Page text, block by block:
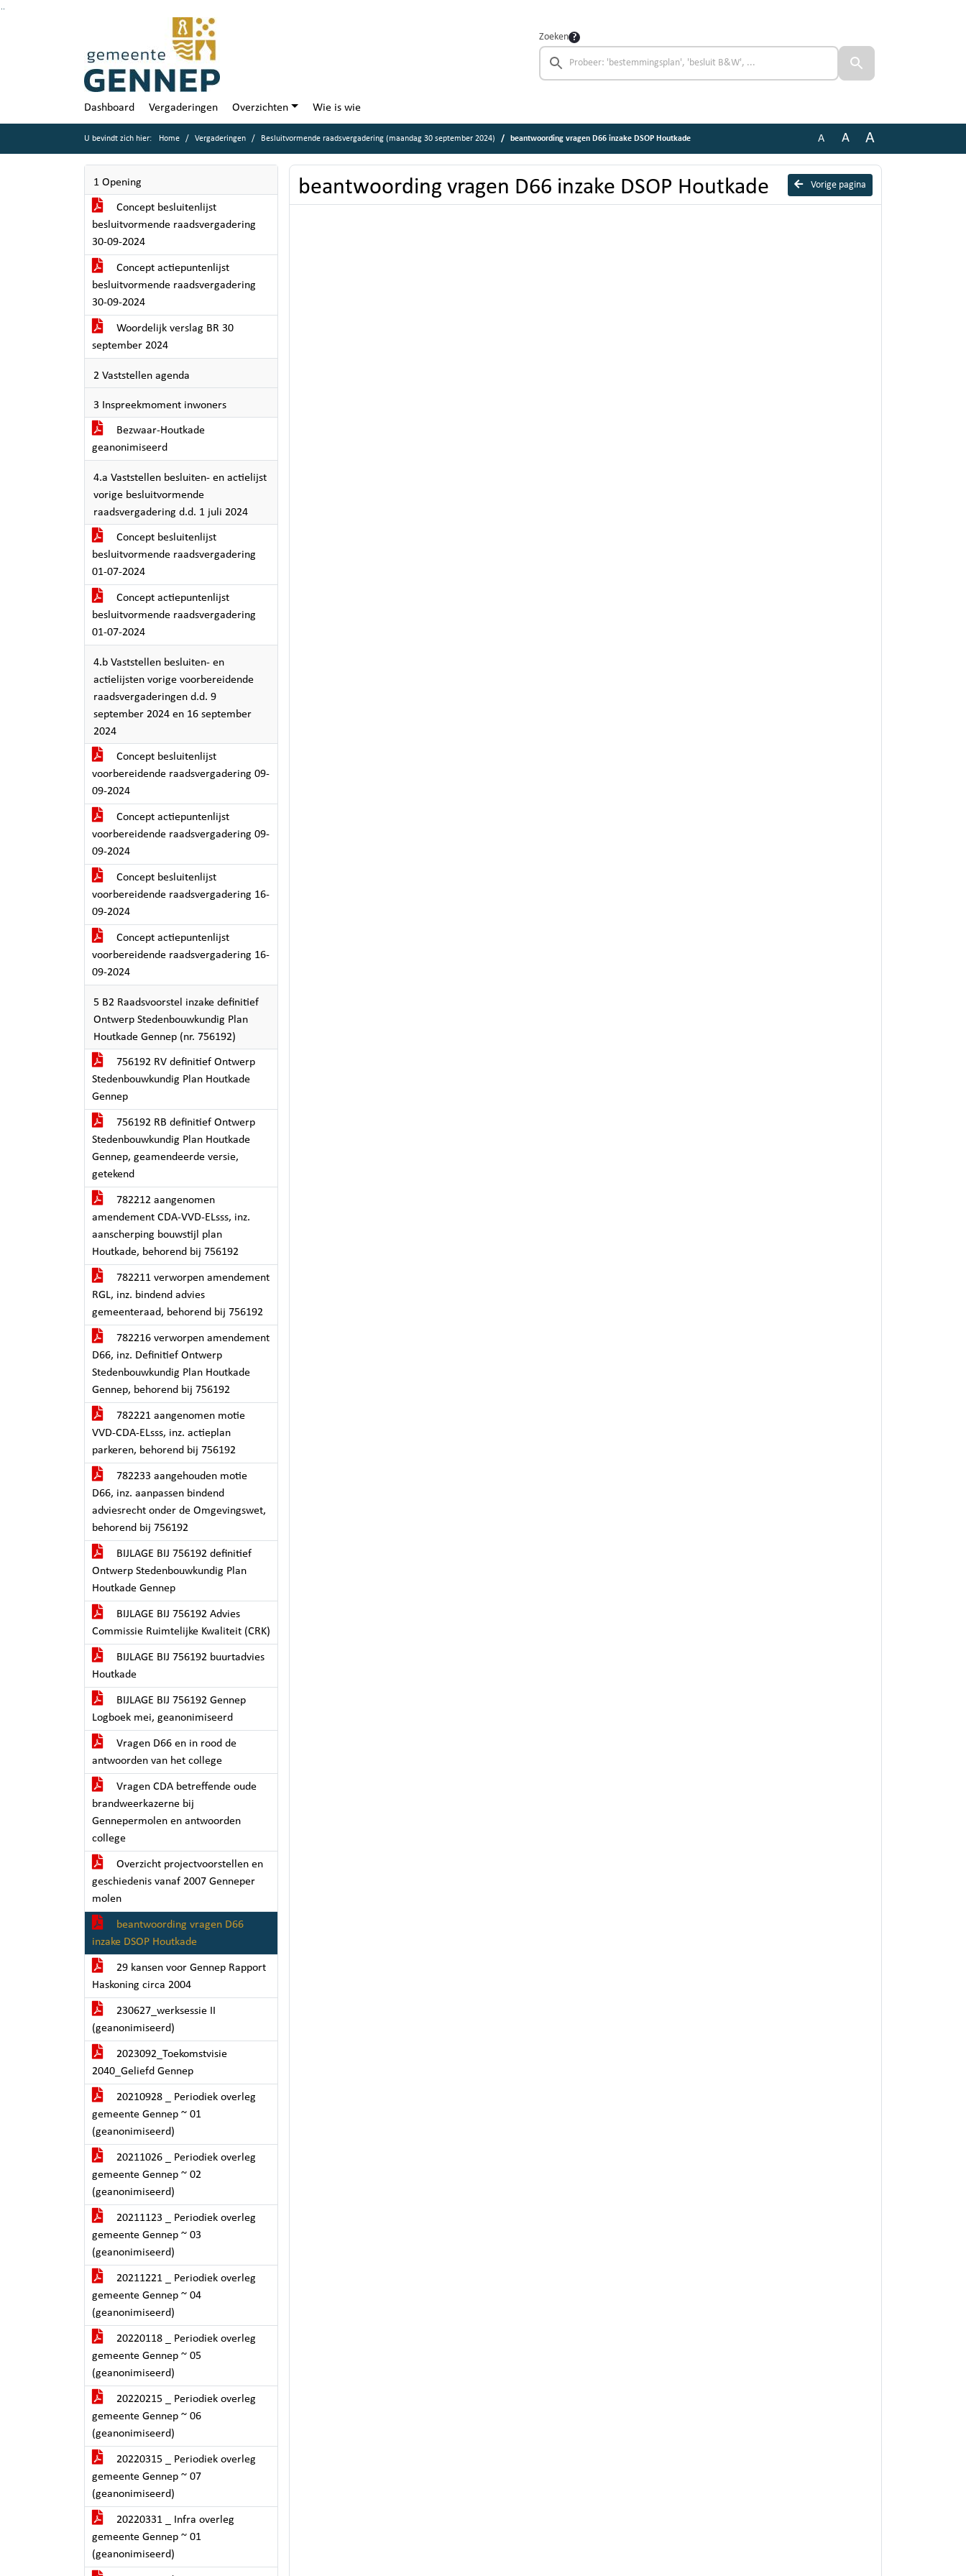
Zoeken
Dashboard Vergaderingen Overzichten Wie is wie
U bevindt zich hier: Home Vergaderingen Besluitvormende raadsvergadering (maandag 30 september 2024) beantwoording vragen D66 inzake DSOP Houtkade A A A
1 Opening
Concept besluitenlijst
besluitvormende raadsvergadering
30-09-2024
Concept actiepuntenlijst
besluitvormende raadsvergadering
30-09-2024
Woordelijk verslag BR 30
september 2024
2 Vaststellen agenda
3 Inspreekmoment inwoners
Bezwaar-Houtkade
geanonimiseerd
4.a Vaststellen besluiten- en actielijst
vorige besluitvormende
raadsvergadering d.d. 1 juli 2024
Concept besluitenlijst
besluitvormende raadsvergadering
01-07-2024
Concept actiepuntenlijst
besluitvormende raadsvergadering
01-07-2024
4.b Vaststellen besluiten- en
actielijsten vorige voorbereidende
raadsvergaderingen d.d. 9
september 2024 en 16 september
2024
Concept besluitenlijst
voorbereidende raadsvergadering 09-
09-2024
Concept actiepuntenlijst
voorbereidende raadsvergadering 09-
09-2024
Concept besluitenlijst
voorbereidende raadsvergadering 16-
09-2024
Concept actiepuntenlijst
voorbereidende raadsvergadering 16-
09-2024
5 B2 Raadsvoorstel inzake definitief
Ontwerp Stedenbouwkundig Plan
Houtkade Gennep (nr. 756192)
756192 RV definitief Ontwerp
Stedenbouwkundig Plan Houtkade
Gennep
756192 RB definitief Ontwerp
Stedenbouwkundig Plan Houtkade
Gennep, geamendeerde versie,
getekend
782212 aangenomen
amendement CDA-VVD-ELsss, inz.
aanscherping bouwstijl plan
Houtkade, behorend bij 756192
782211 verworpen amendement
RGL, inz. bindend advies
gemeenteraad, behorend bij 756192
782216 verworpen amendement
D66, inz. Definitief Ontwerp
Stedenbouwkundig Plan Houtkade
Gennep, behorend bij 756192
782221 aangenomen motie
VVD-CDA-ELsss, inz. actieplan
parkeren, behorend bij 756192
782233 aangehouden motie
D66, inz. aanpassen bindend
adviesrecht onder de Omgevingswet,
behorend bij 756192
BIJLAGE BIJ 756192 definitief
Ontwerp Stedenbouwkundig Plan
Houtkade Gennep
BIJLAGE BIJ 756192 Advies
Commissie Ruimtelijke Kwaliteit (CRK)
BIJLAGE BIJ 756192 buurtadvies
Houtkade
BIJLAGE BIJ 756192 Gennep
Logboek mei, geanonimiseerd
Vragen D66 en in rood de
antwoorden van het college
Vragen CDA betreffende oude
brandweerkazerne bij
Gennepermolen en antwoorden
college
Overzicht projectvoorstellen en
geschiedenis vanaf 2007 Genneper
molen
beantwoording vragen D66
inzake DSOP Houtkade
29 kansen voor Gennep Rapport
Haskoning circa 2004
230627_werksessie II
(geanonimiseerd)
2023092_Toekomstvisie
2040_Geliefd Gennep
20210928 _ Periodiek overleg
gemeente Gennep ~ 01
(geanonimiseerd)
20211026 _ Periodiek overleg
gemeente Gennep ~ 02
(geanonimiseerd)
20211123 _ Periodiek overleg
gemeente Gennep ~ 03
(geanonimiseerd)
20211221 _ Periodiek overleg
gemeente Gennep ~ 04
(geanonimiseerd)
20220118 _ Periodiek overleg
gemeente Gennep ~ 05
(geanonimiseerd)
20220215 _ Periodiek overleg
gemeente Gennep ~ 06
(geanonimiseerd)
20220315 _ Periodiek overleg
gemeente Gennep ~ 07
(geanonimiseerd)
20220331 _ Infra overleg
gemeente Gennep ~ 01
(geanonimiseerd)
Vorige pagina
beantwoording vragen D66 inzake DSOP Houtkade